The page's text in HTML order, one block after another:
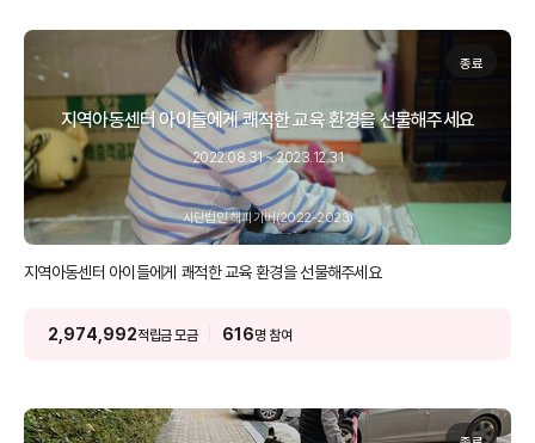
종료
지역아동센터 아이들에게 쾌적한 교육 환경을 선물해주세요
2022.08.31 ~ 2023.12.31
사단법인 해피기버(2022-2023)
지역아동센터 아이들에게 쾌적한 교육 환경을 선물해주세요
2,974,992적립금 모금 616명 참여